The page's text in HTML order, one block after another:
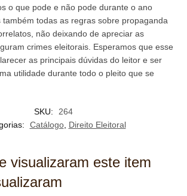
o que pode e não pode durante o ano
também todas as regras sobre propaganda
não deixando de apreciar as
crimes eleitorais. Esperamos que esse
as principais dúvidas do leitor e ser
utilidade durante todo o pleito que se
SKU:
264
Catálogo, Direito Eleitoral
visualizaram este item